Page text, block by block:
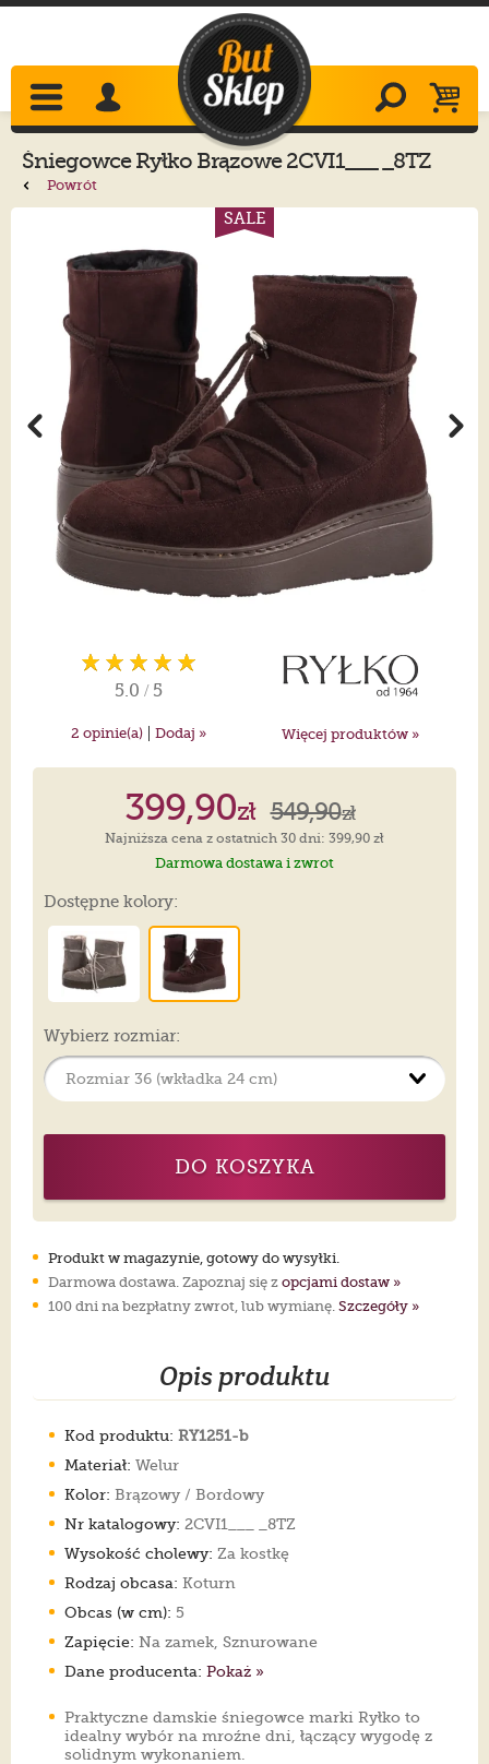
ŚniegowceRyłko Brązowe 2CVI1___ _8TZ
Powrót
SALE
5.0 / 5
2 opinie(a) | Dodaj » Więcej produktów »
399,90zł 549,90zł
Najniższa cena z ostatnich 30 dni: 399,90 zł
Darmowa dostawa i zwrot
Dostępne kolory:
Wybierz rozmiar:
DO KOSZYKA
Produkt w magazynie, gotowy do wysyłki.
Darmowa dostawa. Zapoznaj się z opcjami dostaw »
100 dni na bezpłatny zwrot, lub wymianę. Szczegóły »
Opis produktu
Kod produktu: RY1251-b
Materiał: Welur
Kolor: Brązowy / Bordowy
Nr katalogowy: 2CVI1___ _8TZ
Wysokość cholewy: Za kostkę
Rodzaj obcasa: Koturn
Obcas (w cm): 5
Zapięcie: Na zamek, Sznurowane
Dane producenta: Pokaż »
Praktyczne damskie śniegowce marki Ryłko to
idealny wybór na mroźne dni, łączący wygodę z
solidnym wykonaniem.